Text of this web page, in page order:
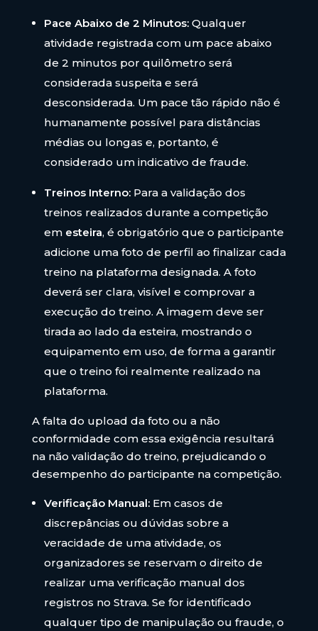
Pace Abaixo de 2 Minutos: Qualquer
atividade registrada com um pace abaixo
de 2 minutos por quilômetro será
considerada suspeita e será
desconsiderada. Um pace tão rápido não é
humanamente possível para distâncias
médias ou longas e, portanto, é
considerado um indicativo de fraude.
Treinos Interno:Para a validação dos
treinos realizados durante a competição
em esteira, é obrigatório que o participante
adicione uma foto de perfil ao finalizar cada
treino na plataforma designada. A foto
deverá ser clara, visível e comprovar a
execução do treino. A imagem deve ser
tirada ao lado da esteira, mostrando o
equipamento em uso, de forma a garantir
que o treino foi realmente realizado na
plataforma.
A falta do upload da foto ou a não
conformidade com essa exigência resultará
na não validação do treino, prejudicando o
desempenho do participante na competição.
Verificação Manual: Em casos de
discrepâncias ou dúvidas sobre a
veracidade de uma atividade, os
organizadores se reservam o direito de
realizar uma verificação manual dos
registros no Strava. Se for identificado
qualquer tipo de manipulação ou fraude, o